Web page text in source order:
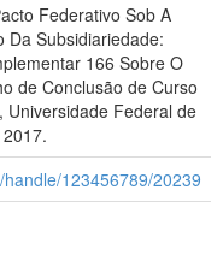
Federativo Sob A
Da Subsidiariedade:
166 Sobre O
de Conclusão de Curso
Universidade Federal de
123456789/20239